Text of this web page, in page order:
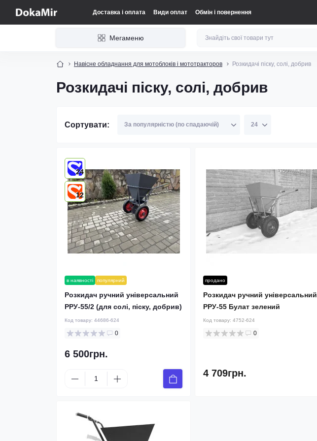
Доставка і оплата Види оплат Обмін і повернення
Мегаменю
Навісне обладнання для мотоблоків і мототракторов Розкидачі піску, солі, добрив
Розкидачі піску, солі, добрив
Сортувати:
в наявності популярний
24
12
Розкидач ручний універсальний
РРУ-55/2 (для солі, піску, добрив)
Код товару: 44686-624
0
6 500грн.
продано
Розкидач ручний універсальний
РРУ-55 Булат зелений
Код товару: 4752-624
0
4 709грн.